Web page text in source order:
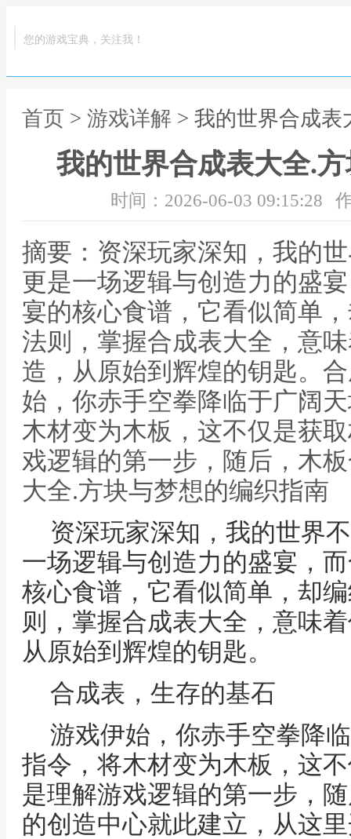
您的游戏宝典，关注我！
首页 > 游戏详解 > 我的世界合成
我的世界合成表大全.
时间：2026-06-03 09:15:28
摘要：资深玩家深知，我的
更是一场逻辑与创造力的盛
宴的核心食谱，它看似简单
法则，掌握合成表大全，意
造，从原始到辉煌的钥匙。
始，你赤手空拳降临于广阔
木材变为木板，这不仅是获
戏逻辑的第一步，随后，木
大全.方块与梦想的编织指南
资深玩家深知，我的世界
一场逻辑与创造力的盛宴，
核心食谱，它看似简单，却
则，掌握合成表大全，意味
从原始到辉煌的钥匙。
合成表，生存的基石
游戏伊始，你赤手空拳降
指令，将木材变为木板，这
是理解游戏逻辑的第一步，
的创造中心就此建立，从这